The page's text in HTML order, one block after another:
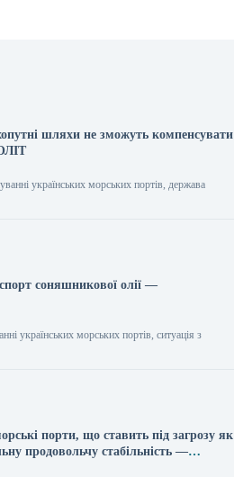
шляхи не зможуть компенсувати
українських морських портів, держава
соняшникової олії —
українських морських портів, ситуація з
порти, що ставить під загрозу як
продовольчу стабільність —